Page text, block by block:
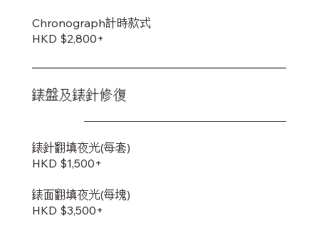
Chronograph計時款式
HKD $2,800+
錶盤及錶針修復
錶針翻填夜光(每套)
HKD $1,500+
錶面翻填夜光(每塊)
HKD $3,500+